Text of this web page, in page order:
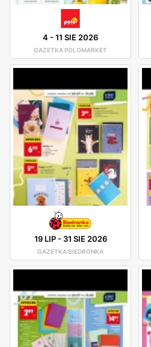
4 -11 SIE 2026
GAZETKA POLOMARKET
19 LIP- 31 SIE 2026
GAZETKA BIEDRONKA